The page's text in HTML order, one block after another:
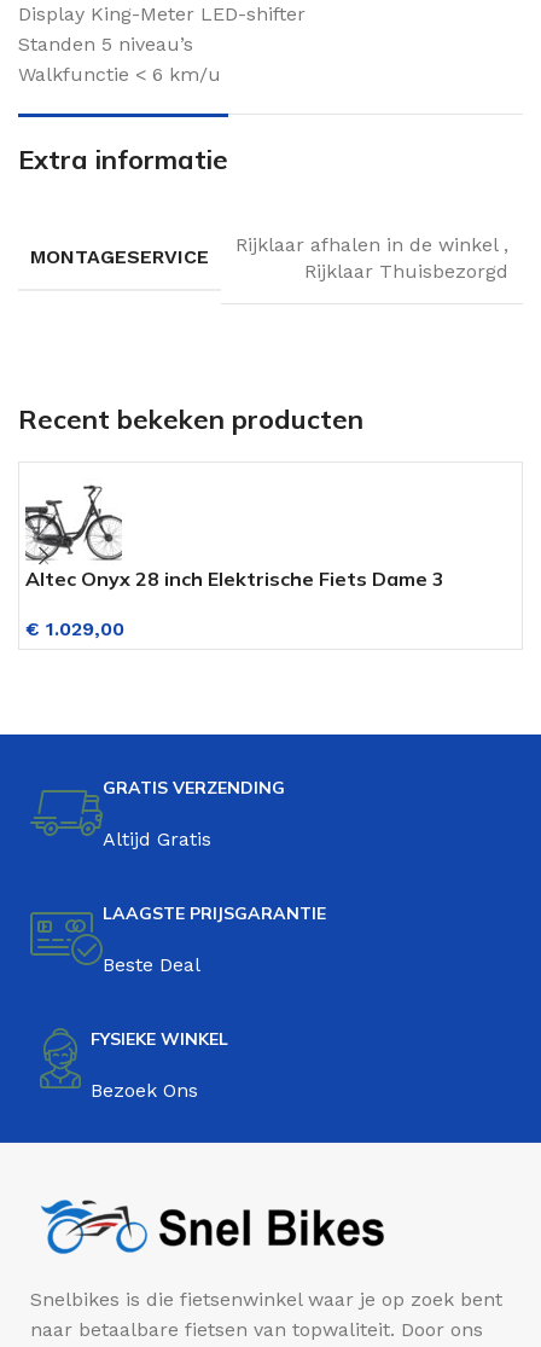
Display King-Meter LED-shifter
Standen 5 niveau’s
Walkfunctie < 6 km/u
Extra informatie
MONTAGESERVICE
Rijklaar afhalen in de winkel ,
Rijklaar Thuisbezorgd
Recent bekeken producten
Altec Onyx 28 inch Elektrische Fiets Dame 3
€ 1.029,00
GRATIS VERZENDING
Altijd Gratis
LAAGSTE PRIJSGARANTIE
Beste Deal
FYSIEKE WINKEL
Bezoek Ons
Snelbikes is die fietsenwinkel waar je op zoek bent
naar betaalbare fietsen van topwaliteit. Door ons